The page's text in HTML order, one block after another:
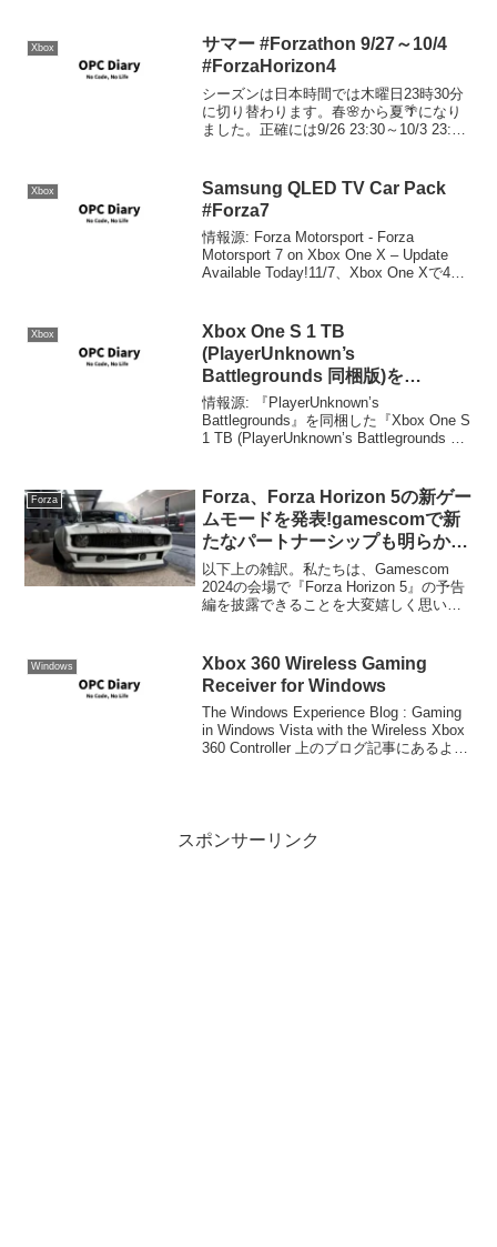
Xbox
サマー #Forzathon 9/27～10/4
#ForzaHorizon4
シーズンは日本時間では木曜日23時30分
に切り替わります。春🌸から夏🌴になり
ました。正確には9/26 23:30～10/3 23:30
Xbox
Samsung QLED TV Car Pack
#Forza7
情報源: Forza Motorsport - Forza
Motorsport 7 on Xbox One X – Update
Available Today!11/7、Xbox One Xで4K
Xbox
Xbox One S 1 TB
(PlayerUnknown’s
Battlegrounds 同梱版)を
2018/2/20に発売
情報源: 『PlayerUnknown’s
Battlegrounds』を同梱した『Xbox One S
1 TB (PlayerUnknown’s Battlegrounds 同
Forza
Forza、Forza Horizon 5の新ゲー
ムモードを発表!gamescomで新
たなパートナーシップも明らか
に! #ForzaHorizon5
#ForzaMotorsport
以下上の雑訳。私たちは、Gamescom
2024の会場で『Forza Horizon 5』の予告
編を披露できることを大変嬉しく思いま
レーションを得たまったく新しい...
Windows
Xbox 360 Wireless Gaming
Receiver for Windows
The Windows Experience Blog : Gaming
in Windows Vista with the Wireless Xbox
360 Controller 上のブログ記事にあるよう
スポンサーリンク